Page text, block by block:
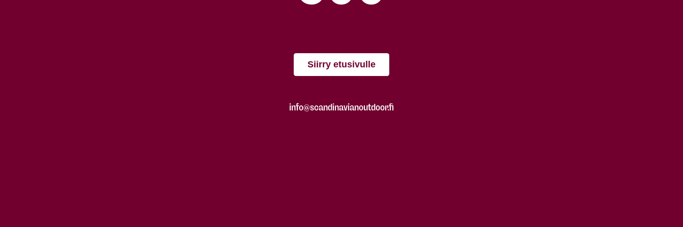
Siirry etusivulle
info@scandinavianoutdoor.fi